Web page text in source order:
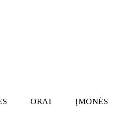
ORAI ĮMONĖS